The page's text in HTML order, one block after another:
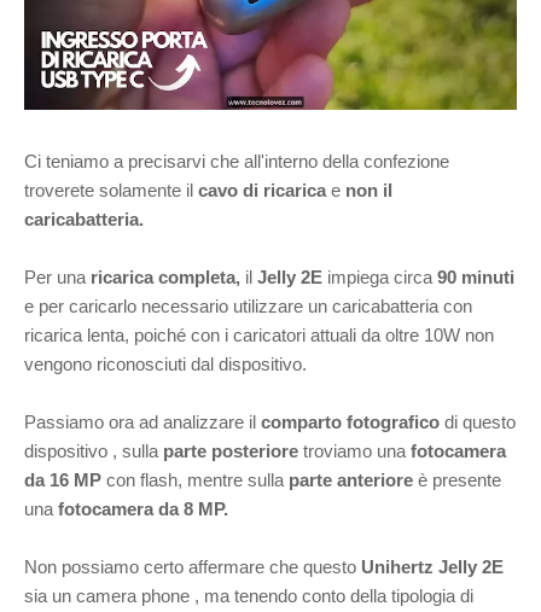
Ci teniamo a precisarvi che all'interno della confezione
troverete solamente il cavo di ricarica e non il
caricabatteria.
Per una ricarica completa, il Jelly 2E impiega circa 90 minuti
e per caricarlo necessario utilizzare un caricabatteria con
ricarica lenta, poiché con i caricatori attuali da oltre 10W non
vengono riconosciuti dal dispositivo.
Passiamo ora ad analizzare il comparto fotografico di questo
dispositivo , sulla parte posteriore troviamo una fotocamera
da 16 MP con flash, mentre sulla parte anteriore è presente
una fotocamera da 8 MP.
Non possiamo certo affermare che questo Unihertz Jelly 2E
sia un camera phone , ma tenendo conto della tipologia di